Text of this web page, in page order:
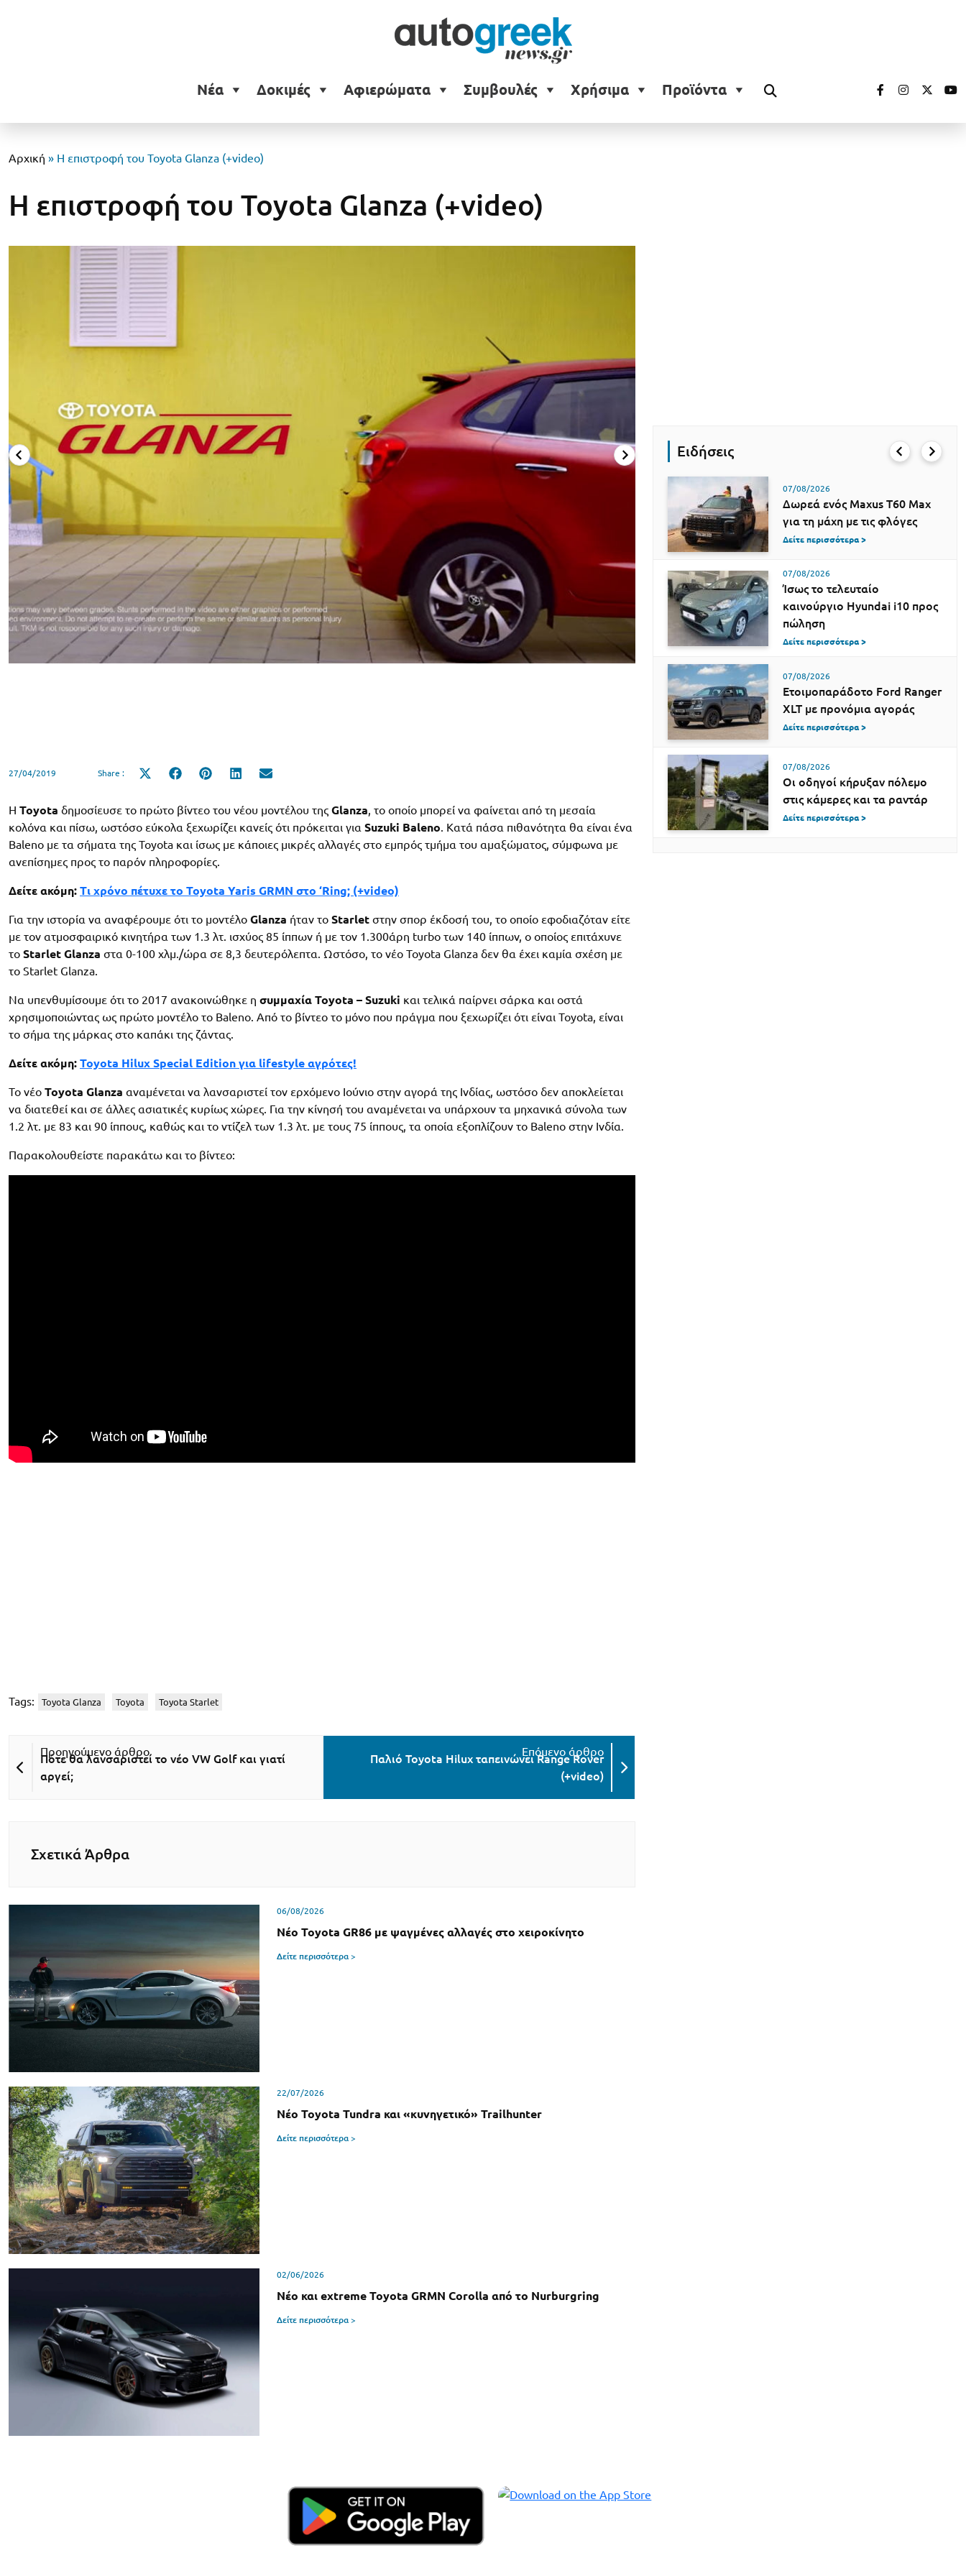
Νέα Δοκιμές Αφιερώματα Συμβουλές Χρήσιμα Προϊόντα
Αρχική » Η επιστροφή του Toyota Glanza (+video)
Η επιστροφή του Toyota Glanza (+video)
27/04/2019 Share :
Share
Share
Share
Share
H Toyota δημοσίευσε το πρώτο βίντεο του νέου μοντέλου της Glanza, το οποίο μπορεί να φαίνεται από τη μεσαία
κολόνα και πίσω, ωστόσο εύκολα ξεχωρίζει κανείς ότι πρόκειται για Suzuki Baleno. Κατά πάσα πιθανότητα θα είναι ένα
Baleno με τα σήματα της Toyota και ίσως με κάποιες μικρές αλλαγές στο εμπρός τμήμα του αμαξώματος, σύμφωνα με
ανεπίσημες προς το παρόν πληροφορίες.
Δείτε ακόμη: Tι χρόνο πέτυχε το Toyota Yaris GRMN στο ‘Ring; (+video)
Για την ιστορία να αναφέρουμε ότι το μοντέλο Glanza ήταν το Starlet στην σπορ έκδοσή του, το οποίο εφοδιαζόταν είτε
με τον ατμοσφαιρικό κινητήρα των 1.3 λτ. ισχύος 85 ίππων ή με τον 1.300άρη turbo των 140 ίππων, ο οποίος επιτάχυνε
το Starlet Glanza στα 0-100 χλμ./ώρα σε 8,3 δευτερόλεπτα. Ωστόσο, το νέο Toyota Glanza δεν θα έχει καμία σχέση με
το Starlet Glanza.
Να υπενθυμίσουμε ότι το 2017 ανακοινώθηκε η συμμαχία Toyota – Suzuki και τελικά παίρνει σάρκα και οστά
χρησιμοποιώντας ως πρώτο μοντέλο το Baleno. Από το βίντεο το μόνο που πράγμα που ξεχωρίζει ότι είναι Toyota, είναι
το σήμα της μάρκας στο καπάκι της ζάντας.
Δείτε ακόμη: Toyota Hilux Special Edition για lifestyle αγρότες!
Το νέο Toyota Glanza αναμένεται να λανσαριστεί τον ερχόμενο Ιούνιο στην αγορά της Ινδίας, ωστόσο δεν αποκλείεται
να διατεθεί και σε άλλες ασιατικές κυρίως χώρες. Για την κίνησή του αναμένεται να υπάρχουν τα μηχανικά σύνολα των
1.2 λτ. με 83 και 90 ίππους, καθώς και το ντίζελ των 1.3 λτ. με τους 75 ίππους, τα οποία εξοπλίζουν το Baleno στην Ινδία.
Παρακολουθείστε παρακάτω και το βίντεο:
Tags: Toyota Glanza Toyota Toyota Starlet
Πότε θα λανσαριστεί το νέο VW Golf και γιατί
αργεί;
Παλιό Toyota Hilux ταπεινώνει Range Rover
(+video)
Σχετικά Άρθρα
06/08/2026
Νέο Toyota GR86 με ψαγμένες αλλαγές στο χειροκίνητο
Δείτε περισσότερα >
22/07/2026
Νέο Toyota Tundra και «κυνηγετικό» Trailhunter
Δείτε περισσότερα >
02/06/2026
Νέo και extreme Toyota GRMN Corolla από το Nurburgring
Δείτε περισσότερα >
Ειδήσεις
07/08/2026
Δωρεά ενός Maxus T60 Max
για τη μάχη με τις φλόγες
Δείτε περισσότερα >
07/08/2026
Ίσως το τελευταίο
καινούργιο Hyundai i10 προς
πώληση
Δείτε περισσότερα >
07/08/2026
Ετοιμοπαράδοτο Ford Ranger
XLT με προνόμια αγοράς
Δείτε περισσότερα >
07/08/2026
Οι οδηγοί κήρυξαν πόλεμο
στις κάμερες και τα ραντάρ
Δείτε περισσότερα >